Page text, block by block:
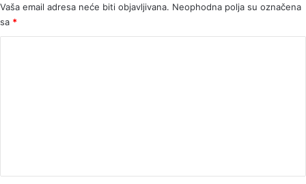
Vaša email adresa neće biti objavljivana. Neophodna polja su označena
sa *